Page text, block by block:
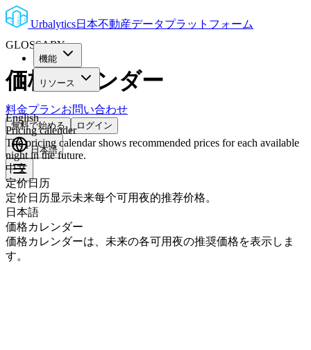
Urbalytics日本不動産データプラットフォーム
機能
リソース
料金プランお問い合わせ
無料で始める ログイン
日本語
GLOSSARY
価格カレンダー
English
Pricing calender
The pricing calendar shows recommended prices for each available
night in the future.
中文
定价日历
定价日历显示未来每个可用夜的推荐价格。
日本語
価格カレンダー
価格カレンダーは、未来の各可用夜の推奨価格を表示しま
す。